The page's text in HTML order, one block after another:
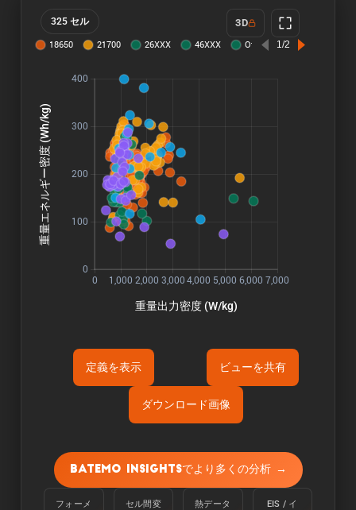
325 セル 3D
定義を表示 ビューを共有
ダウンロード画像
容量は、周囲温度25℃で、100%から定電流
C/10で下限電圧に達するまで放電させて測定す
る。
Batemo Insightsでより多くの分析 →
フォーメ
セル間変
熱データ
EIS / イ